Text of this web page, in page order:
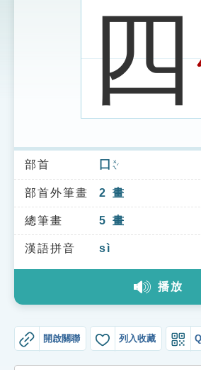
索引選單
知識索引
單字索引
生命大百科索引
教學應用
貓頭鷹博士
四
部首 囗 ㄨㄟˊ
部首外筆畫 2 畫
總筆畫 5 畫
漢語拼音 sì
播放
開啟關聯 列入收藏